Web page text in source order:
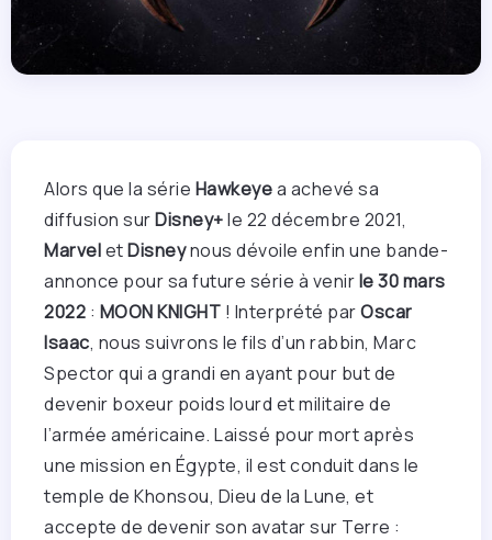
Alors que la série Hawkeyea achevé sa
diffusion surDisney+le 22 décembre 2021,
MarveletDisneynous dévoile enfin une bande-
annonce pour sa future série à venirle 30 mars
2022 : MOON KNIGHT ! Interprété parOscar
Isaac, nous suivrons le fils d’un rabbin, Marc
Spector qui a grandi en ayant pour but de
devenir boxeur poids lourd et militaire de
l’armée américaine. Laissé pour mort après
une mission en Égypte, il est conduit dans le
temple de Khonsou, Dieu de la Lune, et
accepte de devenir son avatar sur Terre :